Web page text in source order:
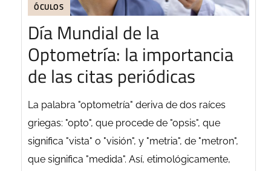
ÓCULOS
Día Mundial de la
Optometría: la importancia
de las citas periódicas
La palabra "optometría" deriva de dos raíces
griegas: "opto", que procede de "opsis", que
significa "vista" o "visión", y "metria", de "metron",
que significa "medida". Así, etimológicamente,